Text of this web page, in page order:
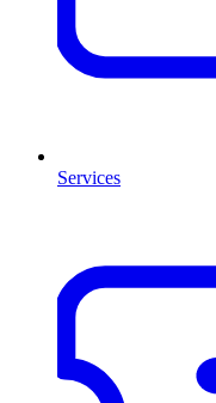
Services